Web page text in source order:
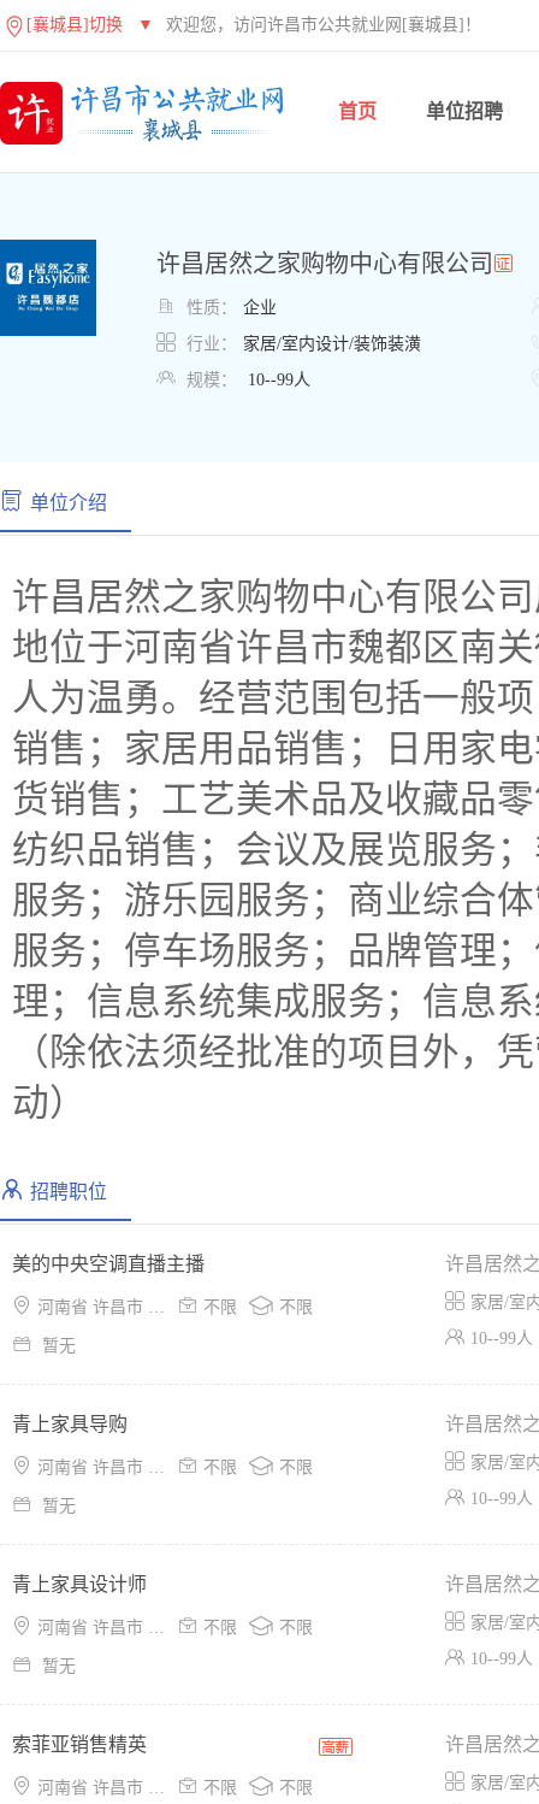
[襄城县]切换 ▼ 欢迎您，访问许昌市公共就业网[襄城县]！
首页 单位招聘
许昌居然之家购物中心有限公司
 性质： 企业
 行业： 家居/室内设计/装饰装潢
 规模： 10--99人
单位介绍
许昌居然之家购物中心有限公
地位于河南省许昌市魏都区南
人为温勇。经营范围包括一般
销售；家居用品销售；日用家
货销售；工艺美术品及收藏品
纺织品销售；会议及展览服务
服务；游乐园服务；商业综合
服务；停车场服务；品牌管理
理；信息系统集成服务；信息
（除依法须经批准的项目外，
动）
招聘职位
美的中央空调直播主播
 河南省 许昌市 魏都区  不限  不限
 暂无
许昌居然
 家居/室
 10--99人
青上家具导购
 河南省 许昌市 魏都区  不限  不限
 暂无
许昌居然
 家居/室
 10--99人
青上家具设计师
 河南省 许昌市 魏都区  不限  不限
 暂无
许昌居然
 家居/室
 10--99人
索菲亚销售精英
 河南省 许昌市 魏都区  不限  不限
许昌居然
 家居/室